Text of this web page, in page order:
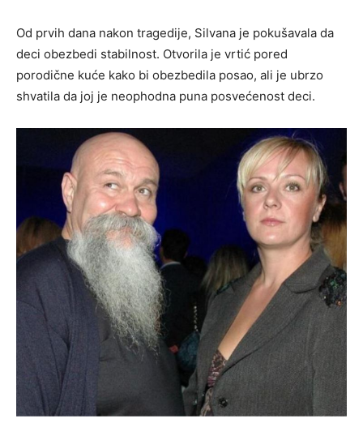
Od prvih dana nakon tragedije, Silvana je pokušavala da
deci obezbedi stabilnost. Otvorila je vrtić pored
porodične kuće kako bi obezbedila posao, ali je ubrzo
shvatila da joj je neophodna puna posvećenost deci.